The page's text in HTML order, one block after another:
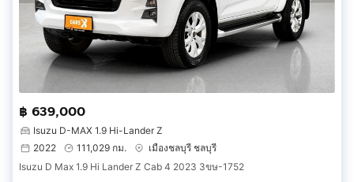
฿ 639,000
Isuzu D-MAX 1.9 Hi-Lander Z
2022
111,029 กม.
เมืองชลบุรี ชลบุรี
Isuzu D Max 1.9 Hi Lander Z Cab 4 2023 3ขษ-1752